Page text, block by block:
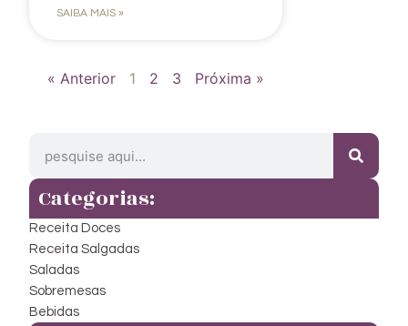
SAIBA MAIS »
« Anterior 1 2 3 Próxima »
Categorias:
Receita Doces
Receita Salgadas
Saladas
Sobremesas
Bebidas